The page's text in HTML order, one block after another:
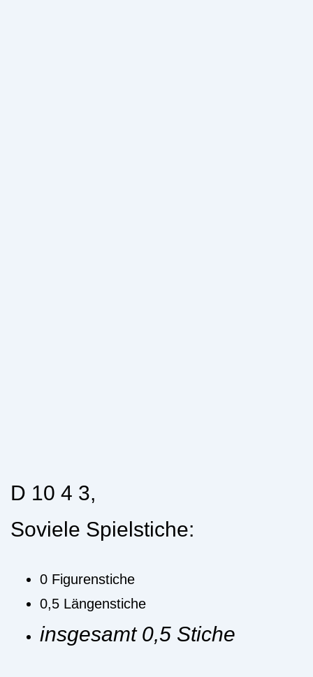
D 10 4 3,
Soviele Spielstiche:
0 Figurenstiche
0,5 Längenstiche
insgesamt 0,5 Stiche